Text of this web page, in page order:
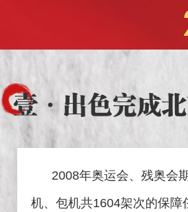
壹 ·出色完成
2008年奥运会、残奥会
机、包机共1604架次的保